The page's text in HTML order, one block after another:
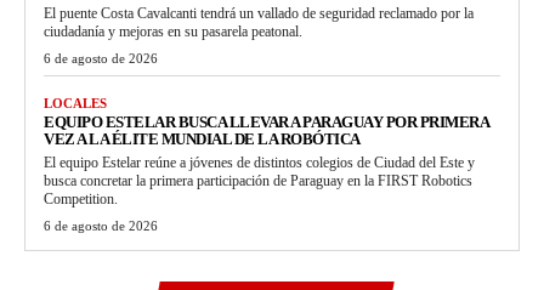
El puente Costa Cavalcanti tendrá un vallado de seguridad reclamado por la
ciudadanía y mejoras en su pasarela peatonal.
6 de agosto de 2026
LOCALES
EQUIPO ESTELAR BUSCA LLEVAR A PARAGUAY POR PRIMERA
VEZ A LA ÉLITE MUNDIAL DE LA ROBÓTICA
El equipo Estelar reúne a jóvenes de distintos colegios de Ciudad del Este y
busca concretar la primera participación de Paraguay en la FIRST Robotics
Competition.
6 de agosto de 2026